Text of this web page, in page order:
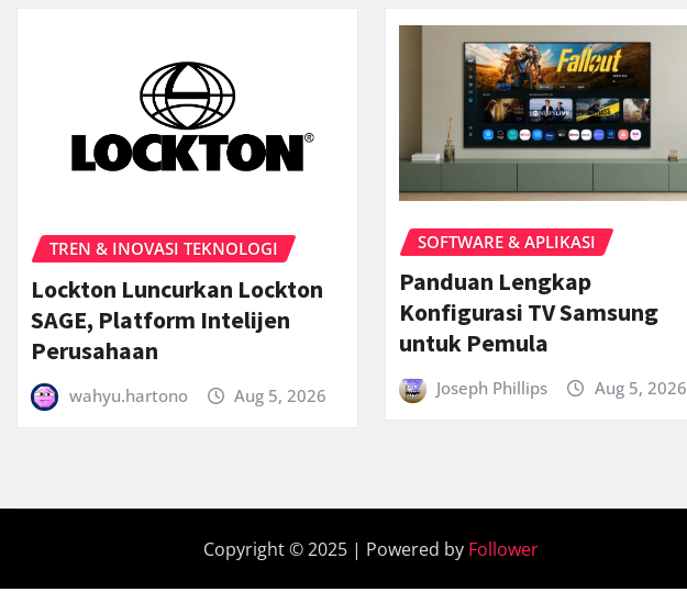
TREN & INOVASI TEKNOLOGI
Lockton Luncurkan Lockton
SAGE, Platform Intelijen
Perusahaan
wahyu.hartono Aug 5, 2026
SOFTWARE & APLIKASI
Panduan Lengkap
Konfigurasi TV Samsung
untuk Pemula
Joseph Phillips Aug 5, 2026
Copyright © 2025 | Powered by Follower